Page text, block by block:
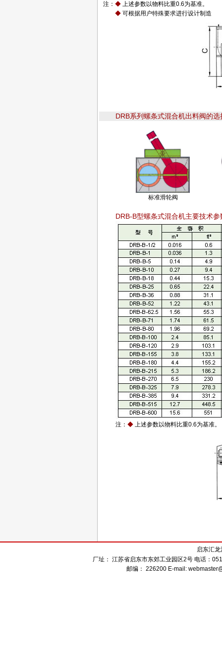
注： ◆ 上述参数以物料比重0.6为基准。
◆ 可根据用户特殊要求进行设计制造
DRB系列螺条式混合机出料阀的选
标准滑轮阀
DRB-B型螺条式混合机主要技术参
注： ◆ 上述参数以物料比重0.6为基准。
启东汇
厂址： 江苏省启东市东郊工业园区2号 电话：
邮编： 226200 E-mail: